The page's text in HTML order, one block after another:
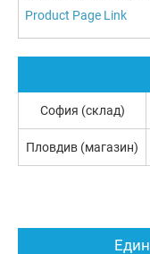
Product Page Link
София (склад)
Пловдив (магазин)